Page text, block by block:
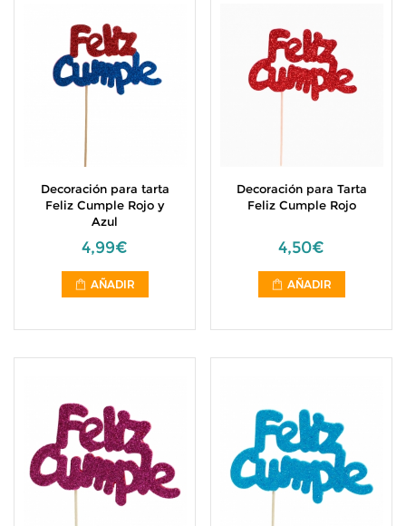
Decoración para tarta
Feliz Cumple Rojo y
Azul
4,99€
AÑADIR
Decoración para Tarta
Feliz Cumple Rojo
4,50€
AÑADIR